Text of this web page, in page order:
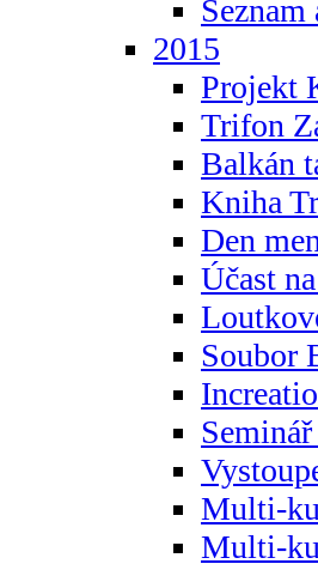
2015
Projekt
Trifon
Balkán
Kniha
Den
Účast
Soubor
Multi-
Multi-